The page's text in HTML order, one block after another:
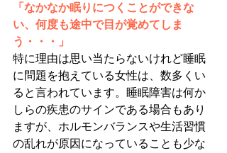
「なかなか眠りにつくことができな
い、何度も途中で目が覚めてしま
う・・・」
特に理由は思い当たらないけれど睡眠
に問題を抱えている女性は、数多くい
ると言われています。睡眠障害は何か
しらの疾患のサインである場合もあり
ますが、ホルモンバランスや生活習慣
の乱れが原因になっていることも少な